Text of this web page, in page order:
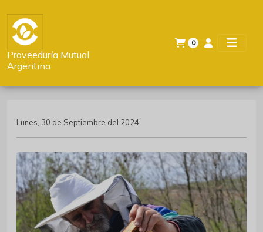
Proveeduría Mutual
Argentina
0
Lunes, 30 de Septiembre del 2024